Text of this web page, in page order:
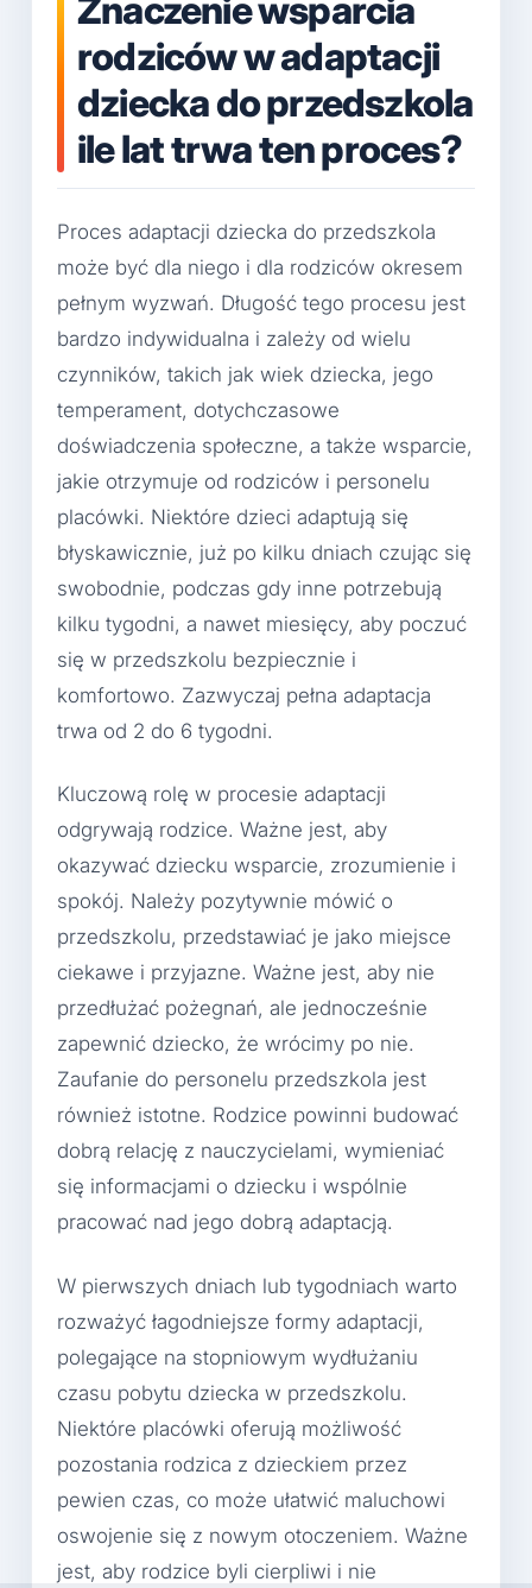
Znaczenie wsparcia
rodziców w adaptacji
dziecka do przedszkola
ile lat trwa ten proces?
Proces adaptacji dziecka do przedszkola
może być dla niego i dla rodziców okresem
pełnym wyzwań. Długość tego procesu jest
bardzo indywidualna i zależy od wielu
czynników, takich jak wiek dziecka, jego
temperament, dotychczasowe
doświadczenia społeczne, a także wsparcie,
jakie otrzymuje od rodziców i personelu
placówki. Niektóre dzieci adaptują się
błyskawicznie, już po kilku dniach czując się
swobodnie, podczas gdy inne potrzebują
kilku tygodni, a nawet miesięcy, aby poczuć
się w przedszkolu bezpiecznie i
komfortowo. Zazwyczaj pełna adaptacja
trwa od 2 do 6 tygodni.
Kluczową rolę w procesie adaptacji
odgrywają rodzice. Ważne jest, aby
okazywać dziecku wsparcie, zrozumienie i
spokój. Należy pozytywnie mówić o
przedszkolu, przedstawiać je jako miejsce
ciekawe i przyjazne. Ważne jest, aby nie
przedłużać pożegnań, ale jednocześnie
zapewnić dziecko, że wrócimy po nie.
Zaufanie do personelu przedszkola jest
również istotne. Rodzice powinni budować
dobrą relację z nauczycielami, wymieniać
się informacjami o dziecku i wspólnie
pracować nad jego dobrą adaptacją.
W pierwszych dniach lub tygodniach warto
rozważyć łagodniejsze formy adaptacji,
polegające na stopniowym wydłużaniu
czasu pobytu dziecka w przedszkolu.
Niektóre placówki oferują możliwość
pozostania rodzica z dzieckiem przez
pewien czas, co może ułatwić maluchowi
oswojenie się z nowym otoczeniem. Ważne
jest, aby rodzice byli cierpliwi i nie